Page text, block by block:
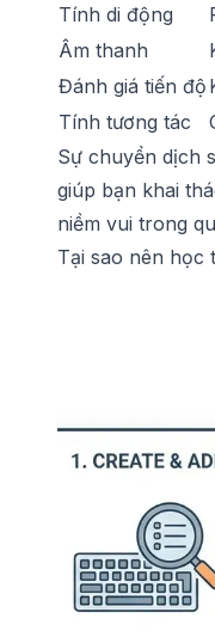
Tính di động
Âm thanh
Đánh giá tiến độ
Tính tương tác
Sự chuyển dịch
giúp bạn khai
niềm vui trong
Tại sao nên học